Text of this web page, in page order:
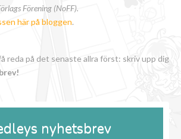
Förening (NoFF).
här på bloggen.
reda på det senaste allra först: skriv upp dig
nyhetsbrev